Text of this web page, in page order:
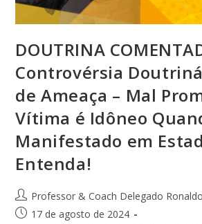
DOUTRINA
Controvérsia
de Ameaça – Mal
Vítima é Idôneo
Manifestado em
Entenda!
Professor & Coach Delegado
17 de agosto de 2024